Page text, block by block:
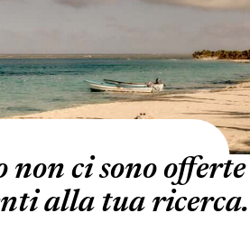
non ci sono offerte
alla tua ricerca.